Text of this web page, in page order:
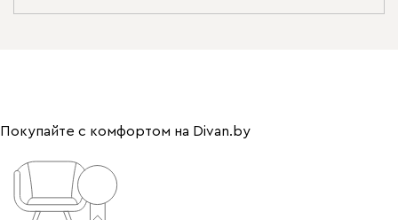
Покупайте с комфортом на Divan.by